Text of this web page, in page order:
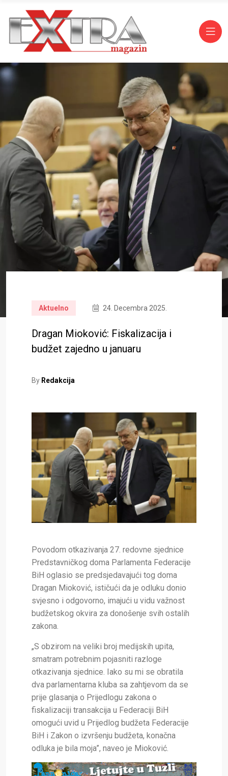
Aktuelno 24. Decembra 2025.
Dragan Mioković: Fiskalizacija i
budžet zajedno u januaru
By Redakcija
Povodom otkazivanja 27. redovne sjednice
Predstavničkog doma Parlamenta Federacije
BiH oglasio se predsjedavajući tog doma
Dragan Mioković, ističući da je odluku donio
svjesno i odgovorno, imajući u vidu važnost
budžetskog okvira za donošenje svih ostalih
zakona.
„S obzirom na veliki broj medijskih upita,
smatram potrebnim pojasniti razloge
otkazivanja sjednice. Iako su mi se obratila
dva parlamentarna kluba sa zahtjevom da se
prije glasanja o Prijedlogu zakona o
fiskalizaciji transakcija u Federaciji BiH
omogući uvid u Prijedlog budžeta Federacije
BiH i Zakon o izvršenju budžeta, konačna
odluka je bila moja”, naveo je Mioković.